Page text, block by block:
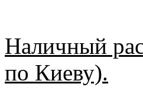
Наличный
по Киеву).